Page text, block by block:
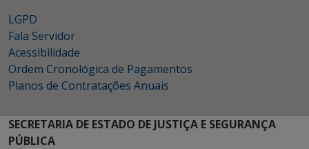
LGPD
Fala Servidor
Acessibilidade
Ordem Cronológica de Pagamentos
Planos de Contratações Anuais
SECRETARIA DE ESTADO DE JUSTIÇA E SEGURANÇA
PÚBLICA